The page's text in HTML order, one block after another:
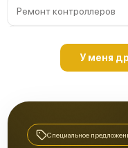
Ремонт контроллеров
Восстановление
Ремонт оптики
Ремонт датчика
У меня
Специальное